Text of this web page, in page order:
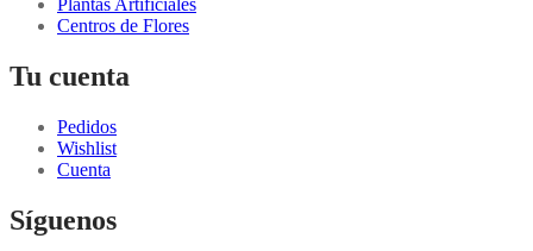
Plantas Artificiales
Centros de Flores
Tu cuenta
Pedidos
Wishlist
Cuenta
Síguenos